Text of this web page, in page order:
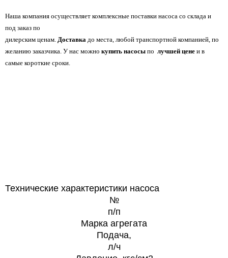
Наша компания осуществляет комплексные поставки насоса со склада и
под заказ по
дилерским ценам. Доставка до места, любой транспортной компанией, по
желанию заказчика. У нас можно купить насосы по лучшей цене и в
самые короткие сроки.
Технические характеристики насоса
№
п/п
Марка агрегата
Подача,
л/ч